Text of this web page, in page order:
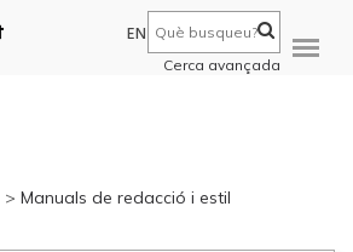
EN
Cerca avançada
> Manuals de redacció i estil